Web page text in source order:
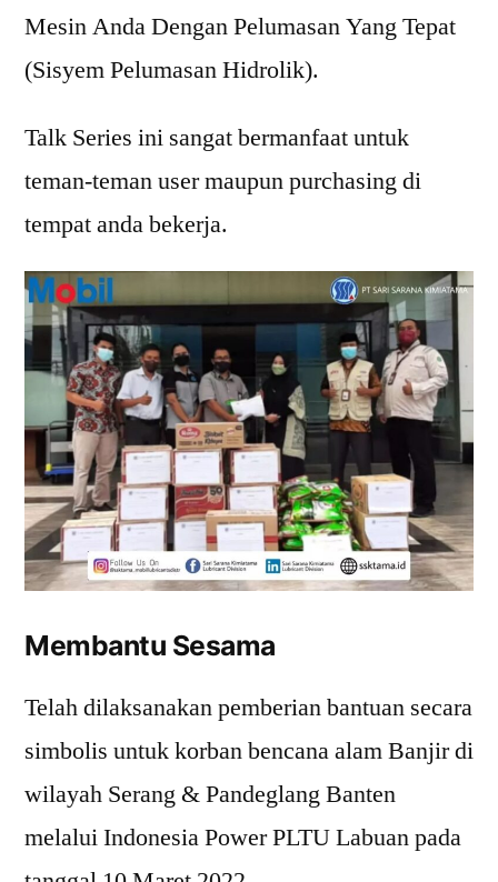
Mesin Anda Dengan Pelumasan Yang Tepat
(Sisyem Pelumasan Hidrolik).
Talk Series ini sangat bermanfaat untuk
teman-teman user maupun purchasing di
tempat anda bekerja.
Membantu Sesama
Telah dilaksanakan pemberian bantuan secara
simbolis untuk korban bencana alam Banjir di
wilayah Serang & Pandeglang Banten
melalui Indonesia Power PLTU Labuan pada